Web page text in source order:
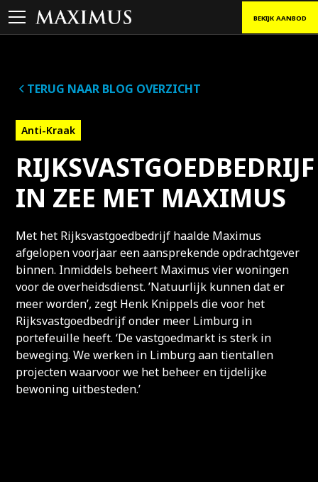
BEKIJK AANBOD
TERUG NAAR BLOG OVERZICHT
Anti-Kraak
RIJKSVASTGOEDBEDRIJF
IN ZEE MET MAXIMUS
Met het Rijksvastgoedbedrijf haalde Maximus
afgelopen voorjaar een aansprekende opdrachtgever
binnen. Inmiddels beheert Maximus vier woningen
voor de overheidsdienst. ’Natuurlijk kunnen dat er
meer worden’, zegt Henk Knippels die voor het
Rijksvastgoedbedrijf onder meer Limburg in
portefeuille heeft. ‘De vastgoedmarkt is sterk in
beweging. We werken in Limburg aan tientallen
projecten waarvoor we het beheer en tijdelijke
bewoning uitbesteden.’